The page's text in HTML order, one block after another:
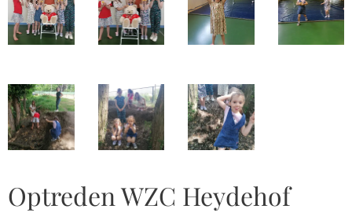
Optreden WZC Heydehof